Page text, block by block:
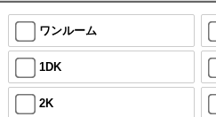
ワンルーム
1DK
2K